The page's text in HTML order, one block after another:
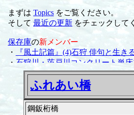
ふれあい橋
鋼鈑桁橋